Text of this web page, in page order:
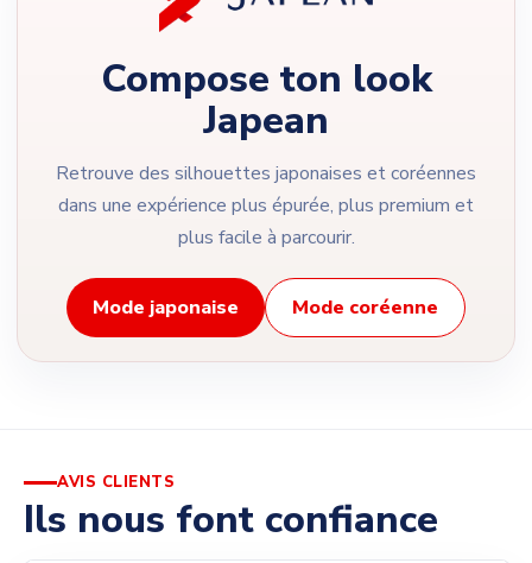
Compose ton look
Japean
Retrouve des silhouettes japonaises et coréennes
dans une expérience plus épurée, plus premium et
plus facile à parcourir.
Mode japonaise Mode coréenne
AVIS CLIENTS
Ils nous font confiance